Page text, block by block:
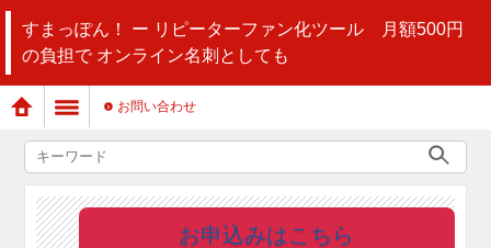
すまっぽん！ ー リピーターファン化ツール 月額500円
の負担で オンライン名刺としても
お問い合わせ
お申込みはこちら